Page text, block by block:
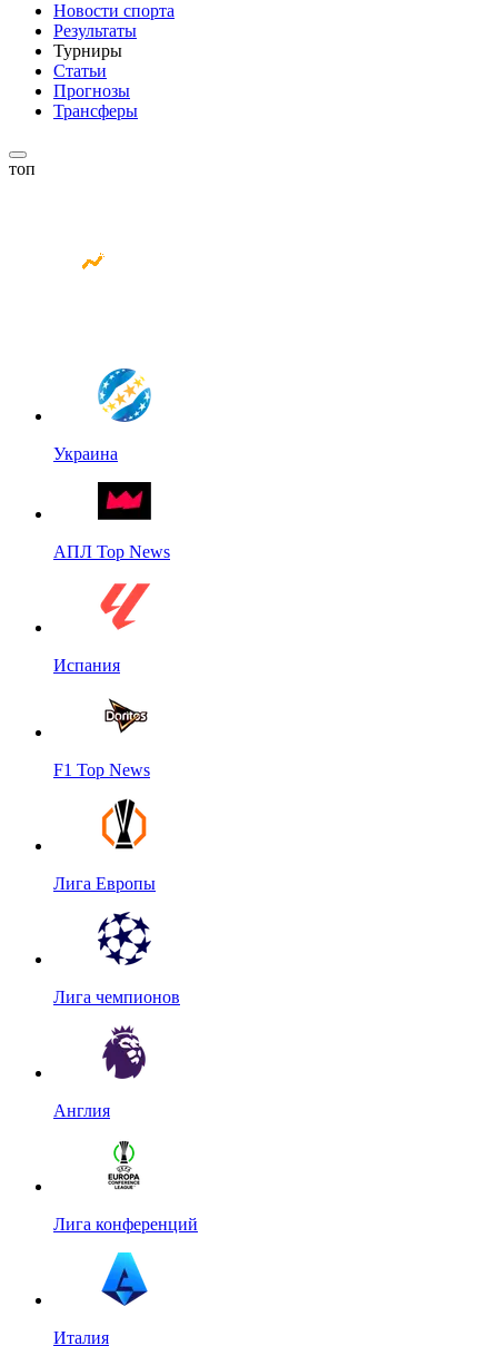
Новости спорта
Результаты
Турниры
Статьи
Прогнозы
Трансферы
топ
Украина
АПЛ Top News
Испания
F1 Top News
Лига Европы
Лига чемпионов
Англия
Лига конференций
Италия